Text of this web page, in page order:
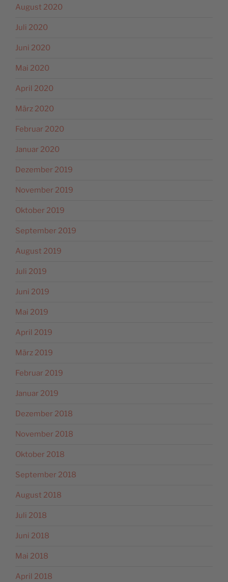
August 2020
Juli 2020
Juni 2020
Mai 2020
April 2020
März 2020
Februar 2020
Januar 2020
Dezember 2019
November 2019
Oktober 2019
September 2019
August 2019
Juli 2019
Juni 2019
Mai 2019
April 2019
März 2019
Februar 2019
Januar 2019
Dezember 2018
November 2018
Oktober 2018
September 2018
August 2018
Juli 2018
Juni 2018
Mai 2018
April 2018